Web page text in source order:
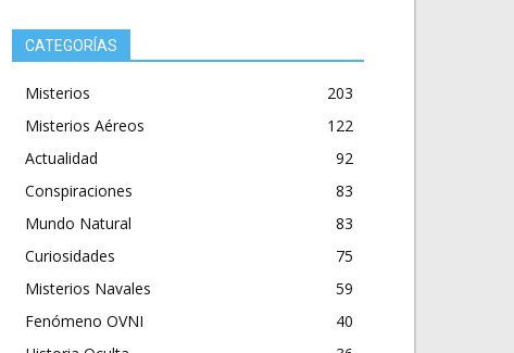
CATEGORÍAS
Misterios
203
Misterios Aéreos
122
Actualidad
92
Conspiraciones
83
Mundo Natural
83
Curiosidades
75
Misterios Navales
59
Fenómeno OVNI
40